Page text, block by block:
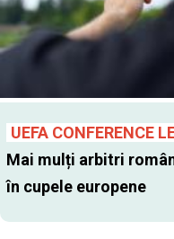
UEFA CONFERENCE
Mai mulți arbitri
în cupele europene